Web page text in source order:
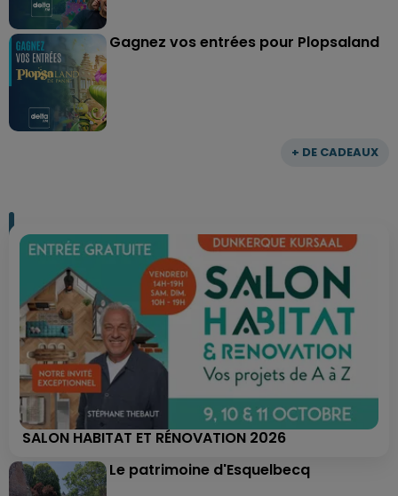
+ DE CADEAUX
Gagnez vos entrées pour Plopsaland
SALON HABITAT ET RÉNOVATION 2026
Le patrimoine d'Esquelbecq